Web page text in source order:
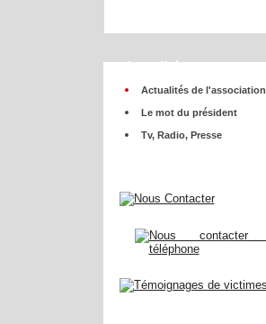
Actualités
Actualités de l'association
Le mot du président
Tv, Radio, Presse